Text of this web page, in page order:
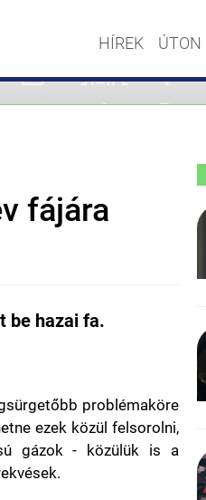
HÍREK ÚTON
fájára
be hazai fa.
problémaköre
ezek közül felsorolni,
gázok - közülük is a